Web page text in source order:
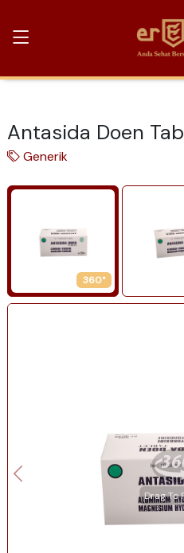
Antasida Doen
Generik
360°
Drag To